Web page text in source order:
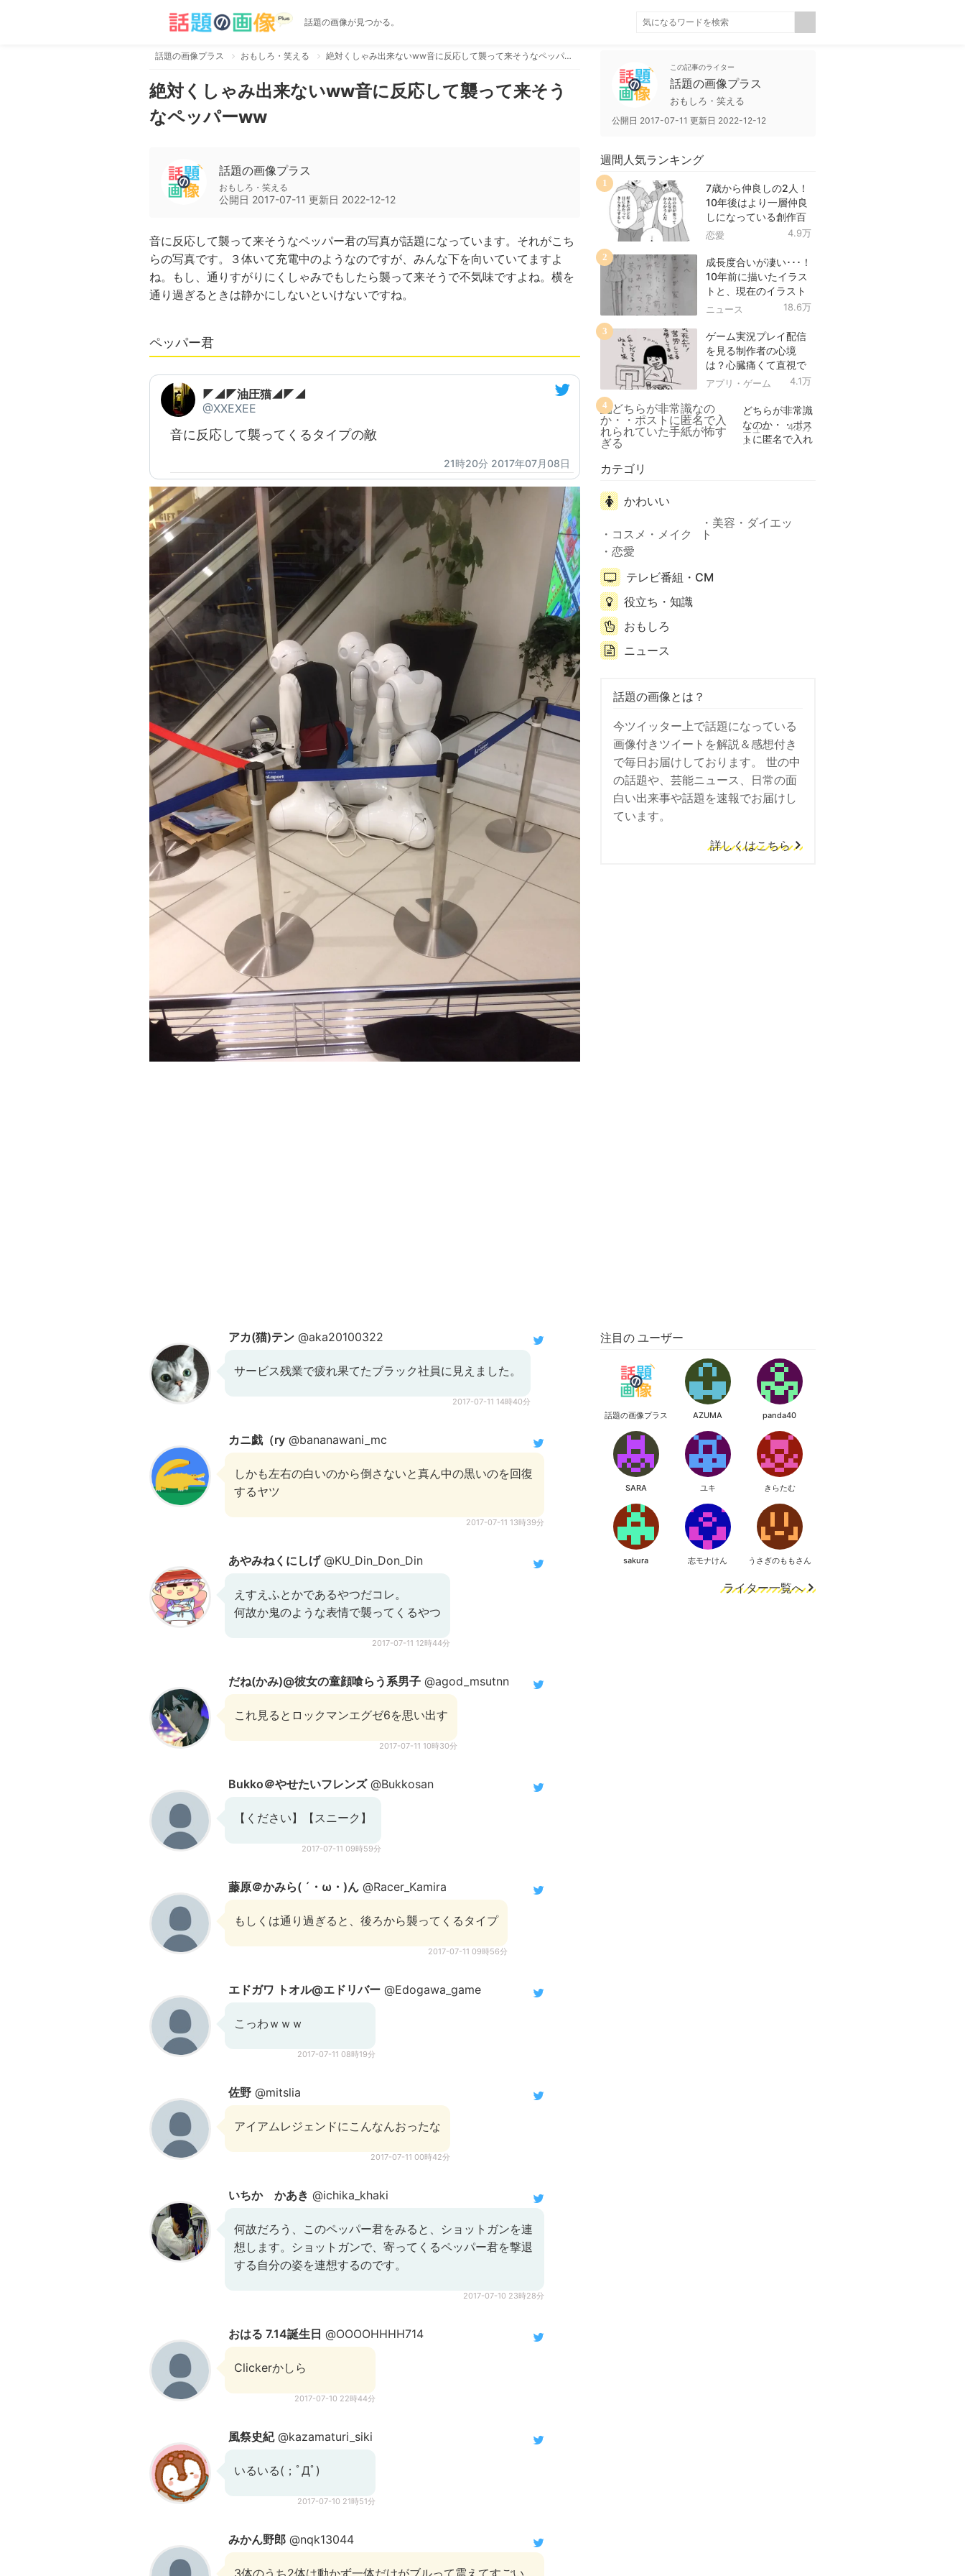
話題の画像が見つかる。
話題の画像プラス おもしろ・笑える 絶対くしゃみ出来ないww音に反応して襲って来そうなペッパーww
絶対くしゃみ出来ないww音に反応して襲って来そう
なペッパーww
話題の画像プラス
おもしろ・笑える
公開日 2017-07-11 更新日 2022-12-12
音に反応して襲って来そうなペッパー君の写真が話題になっています。それがこち
らの写真です。３体いて充電中のようなのですが、みんな下を向いていてますよ
ね。もし、通りすがりにくしゃみでもしたら襲って来そうで不気味ですよね。横を
通り過ぎるときは静かにしないといけないですね。
ペッパー君
◤◢◤油圧猫◢◤◢
@XXEXEE
音に反応して襲ってくるタイプの敵
21時20分 2017年07月08日
アカ(猫)テン @aka20100322
サービス残業で疲れ果てたブラック社員に見えました。
2017-07-11 14時40分
カニ戯（ry @bananawani_mc
しかも左右の白いのから倒さないと真ん中の黒いのを回復
するヤツ
2017-07-11 13時39分
あやみねくにしげ@KU_Din_Don_Din
えすえふとかであるやつだコレ。
何故か鬼のような表情で襲ってくるやつ
2017-07-11 12時44分
だね(かみ)@彼女の童顔喰らう系男子 @agod_msutnn
これ見るとロックマンエグゼ6を思い出す
2017-07-11 10時30分
Bukko＠やせたいフレンズ@Bukkosan
【ください】【スニーク】
2017-07-11 09時59分
藤原＠かみら( ´・ω・)ん @Racer_Kamira
もしくは通り過ぎると、後ろから襲ってくるタイプ
2017-07-11 09時56分
エドガワ トオル@エドリバー @Edogawa_game
こっわｗｗｗ
2017-07-11 08時19分
佐野 @mitslia
アイアムレジェンドにこんなんおったな
2017-07-11 00時42分
いちか かあき @ichika_khaki
何故だろう、このペッパー君をみると、ショットガンを連
想します。ショットガンで、寄ってくるペッパー君を撃退
する自分の姿を連想するのです。
2017-07-10 23時28分
おはる 7.14誕生日 @OOOOHHHH714
Clickerかしら
2017-07-10 22時44分
風祭史紀@kazamaturi_siki
いるいる(；ﾟДﾟ)
2017-07-10 21時51分
みかん野郎 @nqk13044
3体のうち2体は動かず一体だけがブルって震えてすごい
この記事のライター
話題の画像プラス
おもしろ・笑える
公開日 2017-07-11 更新日 2022-12-12
週間人気ランキング
7歳から仲良しの2人！
10年後はより一層仲良
しになっている創作百
合！
恋愛 4.9万
1
成長度合いが凄い･･･！
10年前に描いたイラス
トと、現在のイラスト
を投稿したツイートが
ニュース 18.6万
2
ゲーム実況プレイ配信
を見る制作者の心境
は？心臓痛くて直視で
きなかった！
アプリ・ゲーム 4.1万
3
どちらが非常識
なのか・・ポス
トに匿名で入れ
ニュー
ス
4.9万
4
カテゴリ
かわいい
コスメ・メイク
美容・ダイエッ
ト
恋愛
テレビ番組・CM
役立ち・知識
おもしろ
ニュース
話題の画像とは？
今ツイッター上で話題になっている
画像付きツイートを解説＆感想付き
で毎日お届けしております。 世の中
の話題や、芸能ニュース、日常の面
白い出来事や話題を速報でお届けし
ています。
詳しくはこちら
注目の ユーザー
話題の画像プラス AZUMA panda40
SARA ユキ きらたむ
sakura 志モナけん うさぎのももさん
ライター一覧へ